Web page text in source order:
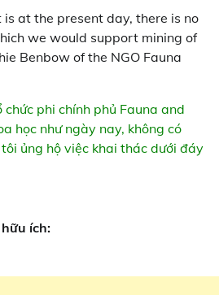
is at the present day, there is no
we would support mining of
Benbow of the NGO Fauna
phi chính phủ Fauna and
học như ngày nay, không có
ủng hộ việc khai thác dưới đáy
ích: